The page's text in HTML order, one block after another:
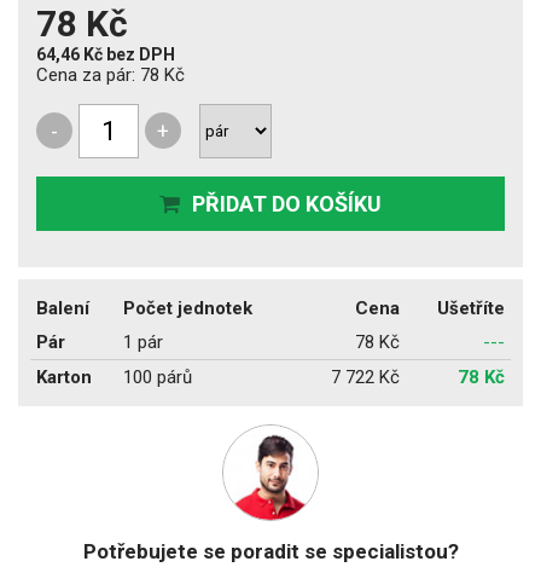
78 Kč
64,46 Kč bez DPH
Cena za pár: 78 Kč
- +
PŘIDAT DO KOŠÍKU
Balení Počet jednotek Cena
Ušetříte
Pár
1 pár 78 Kč
---
Karton
100 párů 7 722 Kč 78 Kč
Potřebujete se poradit se specialistou?